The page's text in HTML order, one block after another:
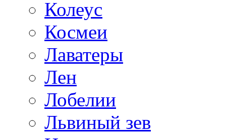
Колеус
Космеи
Лаватеры
Лен
Лобелии
Львиный зев